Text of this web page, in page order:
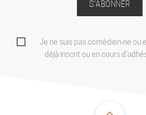
S'ABONNER
Je ne suis pas comédien‧ne ou
déjà inscrit ou en cours